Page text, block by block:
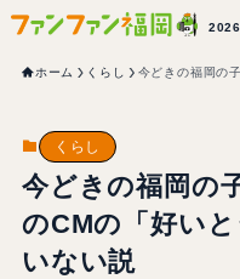
ホーム くらし 今どきの福岡の
くらし
今どきの福岡の
のCMの「好い
いない説